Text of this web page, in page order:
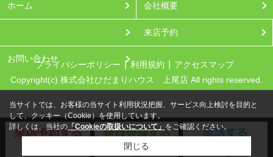
ホーム 会社概要
お問い合わせ
来店予約
プライバシーポリシー 利用規約
アクセスマップ
Copyright(c) 株式会社ひだまりハウス 上尾店 All rights reserved.
当サイトでは、お客様の当サイト利用状況把握、サービス向上検討を目的と
して、クッキー（Cookie）を使用しています。
詳しくは、当社の 「Cookieの取扱いについて」をご確認ください。
閉じる